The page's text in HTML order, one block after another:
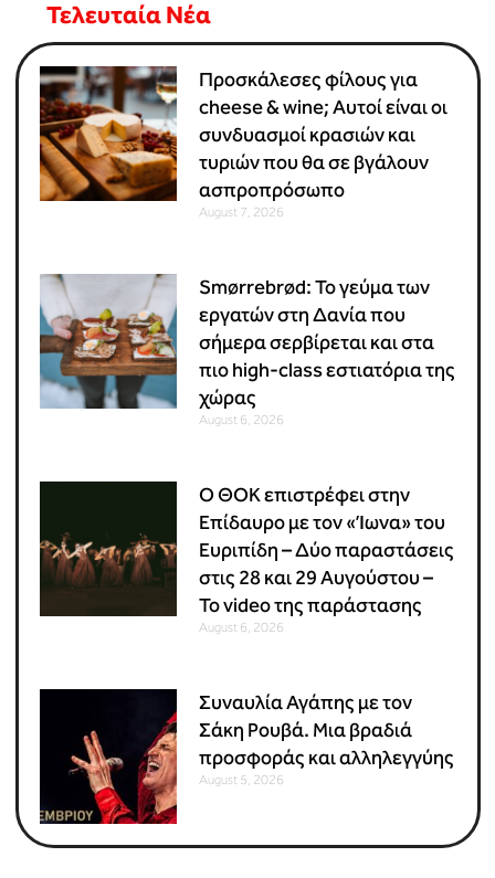
Τελευταία Νέα
Προσκάλεσες φίλους για
cheese & wine; Αυτοί είναι οι
συνδυασμοί κρασιών και
τυριών που θα σε βγάλουν
ασπροπρόσωπο
August 7, 2026
Smørrebrød: Το γεύμα των
εργατών στη Δανία που
σήμερα σερβίρεται και στα
πιο high-class εστιατόρια της
χώρας
August 6, 2026
Ο ΘΟΚ επιστρέφει στην
Επίδαυρο με τον «Ίωνα» του
Ευριπίδη – Δύο παραστάσεις
στις 28 και 29 Αυγούστου –
Το video της παράστασης
August 6, 2026
Συναυλία Αγάπης με τον
Σάκη Ρουβά. Μια βραδιά
προσφοράς και αλληλεγγύης
August 5, 2026